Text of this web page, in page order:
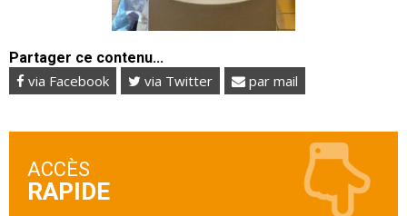
Partager ce contenu...
via Facebook via Twitter par mail
ACCÈS